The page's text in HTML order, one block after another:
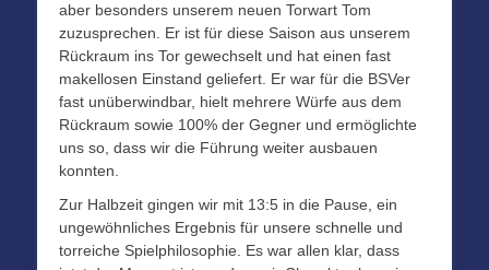
aber besonders unserem neuen Torwart Tom
zuzusprechen. Er ist für diese Saison aus unserem
Rückraum ins Tor gewechselt und hat einen fast
makellosen Einstand geliefert. Er war für die BSVer
fast unüberwindbar, hielt mehrere Würfe aus dem
Rückraum sowie 100% der Gegner und ermöglichte
uns so, dass wir die Führung weiter ausbauen
konnten.
Zur Halbzeit gingen wir mit 13:5 in die Pause, ein
ungewöhnliches Ergebnis für unsere schnelle und
torreiche Spielphilosophie. Es war allen klar, dass